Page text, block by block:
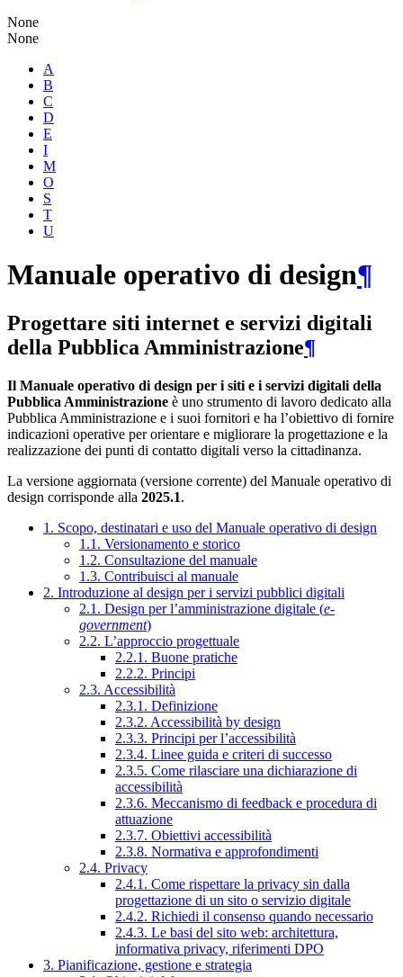
None
None
A
B
C
D
E
I
M
O
S
T
U
Manuale operativo di design¶
Progettare siti internet e servizi digitali
della Pubblica Amministrazione¶
Il Manuale operativo di design per i siti e i servizi digitali della
Pubblica Amministrazione è uno strumento di lavoro dedicato alla
Pubblica Amministrazione e i suoi fornitori e ha l’obiettivo di fornire
indicazioni operative per orientare e migliorare la progettazione e la
realizzazione dei punti di contatto digitali verso la cittadinanza.
La versione aggiornata (versione corrente) del Manuale operativo di
design corrisponde alla 2025.1.
1. Scopo, destinatari e uso del Manuale operativo di design
1.1. Versionamento e storico
1.2. Consultazione del manuale
1.3. Contribuisci al manuale
2. Introduzione al design per i servizi pubblici digitali
2.1. Design per l’amministrazione digitale (e-
government)
2.2. L’approccio progettuale
2.2.1. Buone pratiche
2.2.2. Principi
2.3. Accessibilità
2.3.1. Definizione
2.3.2. Accessibilità by design
2.3.3. Principi per l’accessibilità
2.3.4. Linee guida e criteri di successo
2.3.5. Come rilasciare una dichiarazione di
accessibilità
2.3.6. Meccanismo di feedback e procedura di
attuazione
2.3.7. Obiettivi accessibilità
2.3.8. Normativa e approfondimenti
2.4. Privacy
2.4.1. Come rispettare la privacy sin dalla
progettazione di un sito o servizio digitale
2.4.2. Richiedi il consenso quando necessario
2.4.3. Le basi del sito web: architettura,
informativa privacy, riferimenti DPO
3. Pianificazione, gestione e strategia